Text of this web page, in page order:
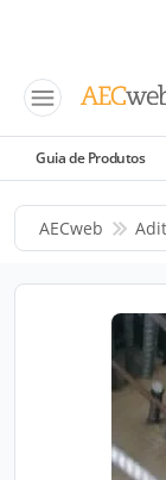
Guia de Produtos
AECweb